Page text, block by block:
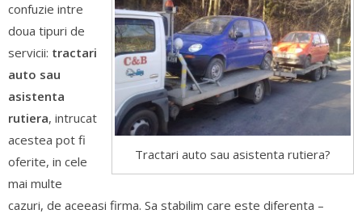
Tractari auto sau asistenta rutiera?
confuzie intre
doua tipuri de
servicii: tractari
auto sau
asistenta
rutiera, intrucat
acestea pot fi
oferite, in cele
mai multe
cazuri, de aceeasi firma. Sa stabilim care este diferenta –